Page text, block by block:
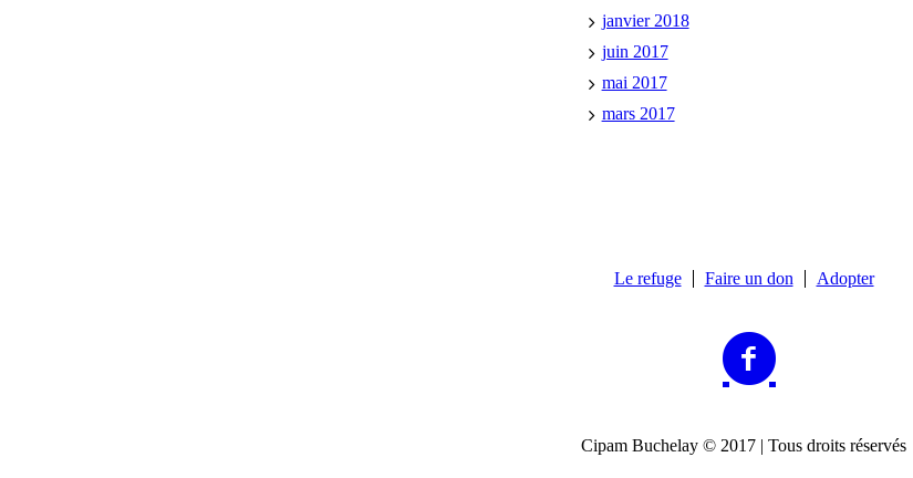
janvier 2018
juin 2017
mai 2017
mars 2017
Le refuge Faire un don Adopter
Cipam Buchelay © 2017 | Tous droits réservés